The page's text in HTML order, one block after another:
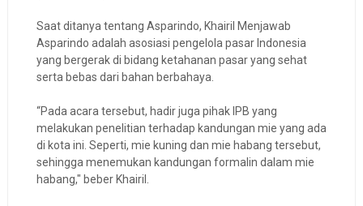
Saat ditanya tentang Asparindo, Khairil Menjawab
Asparindo adalah asosiasi pengelola pasar Indonesia
yang bergerak di bidang ketahanan pasar yang sehat
serta bebas dari bahan berbahaya.
“Pada acara tersebut, hadir juga pihak IPB yang
melakukan penelitian terhadap kandungan mie yang ada
di kota ini. Seperti, mie kuning dan mie habang tersebut,
sehingga menemukan kandungan formalin dalam mie
habang," beber Khairil.